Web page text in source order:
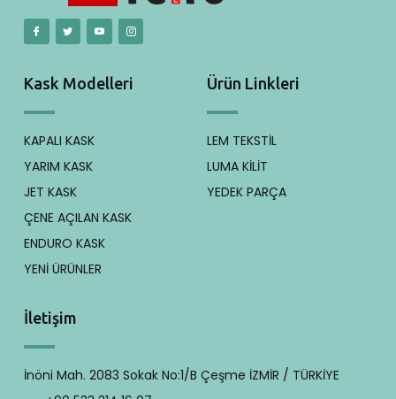
Kask Modelleri
KAPALI KASK
YARIM KASK
JET KASK
ÇENE AÇILAN KASK
ENDURO KASK
YENİ ÜRÜNLER
Ürün Linkleri
LEM TEKSTİL
LUMA KİLİT
YEDEK PARÇA
İletişim
İnöni Mah. 2083 Sokak No:1/B Çeşme İZMİR / TÜRKİYE